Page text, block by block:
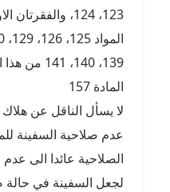
123، 124،
139، 140، 141 من هذا القانون.
المادة 157
لا يسأل الناقل عن هلاك
عدم صلاحية السفينة
الصلاحية عائدا الى عدم
لجعل السفينة في